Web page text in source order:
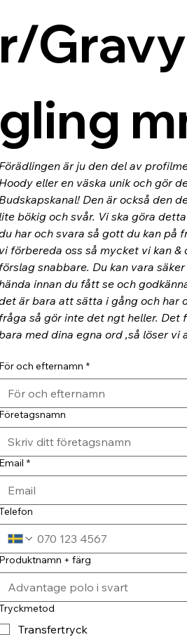
är ju den del av
eller en väska unik och gör
Den är också den
bökig och svår. Vi ska göra
har och svara så gott du kan på
förbereda oss så mycket vi kan
snabbare. Du kan vara
innan du fått se och
är bara att sätta i gång och har
så gör inte det ngt heller. Det
med dina egna ord ,så löser vi
och efternamn *
*
+ färg
Transfertryck